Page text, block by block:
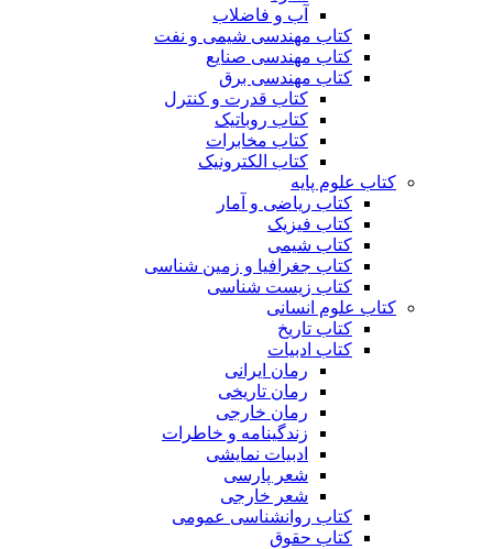
آب و فاضلاب
کتاب مهندسی شیمی و نفت
کتاب مهندسی صنایع
کتاب مهندسی برق
کتاب قدرت و کنترل
کتاب روباتیک
کتاب مخابرات
کتاب الکترونیک
کتاب علوم پایه
کتاب ریاضی و آمار
کتاب فیزیک
کتاب شیمی
کتاب جغرافیا و زمین شناسی
کتاب زیست شناسی
کتاب علوم انسانی
کتاب تاریخ
کتاب ادبیات
رمان ایرانی
رمان تاریخی
رمان خارجی
زندگینامه و خاطرات
ادبیات نمایشی
شعر پارسی
شعر خارجی
کتاب روانشناسی عمومی
کتاب حقوق